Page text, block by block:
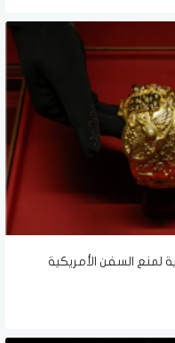
لمنع السفن الأمريكية